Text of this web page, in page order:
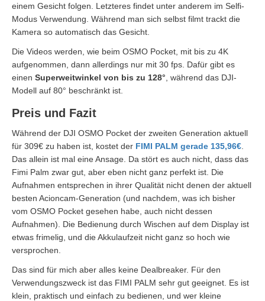
einem Gesicht folgen. Letzteres findet unter anderem im Selfi-
Modus Verwendung. Während man sich selbst filmt trackt die
Kamera so automatisch das Gesicht.
Die Videos werden, wie beim OSMO Pocket, mit bis zu 4K
aufgenommen, dann allerdings nur mit 30 fps. Dafür gibt es
einen Superweitwinkel von bis zu 128° , während das DJI-
Modell auf 80° beschränkt ist.
Preis und Fazit
Während der DJI OSMO Pocket der zweiten Generation aktuell
für 309€ zu haben ist, kostet der FIMI PALM gerade 135,96€
Das allein ist mal eine Ansage. Da stört es auch nicht, dass das
Fimi Palm zwar gut, aber eben nicht ganz perfekt ist. Die
Aufnahmen entsprechen in ihrer Qualität nicht denen der aktuell
besten Acioncam-Generation (und nachdem, was ich bisher
vom OSMO Pocket gesehen habe, auch nicht dessen
Aufnahmen). Die Bedienung durch Wischen auf dem Display ist
etwas frimelig, und die Akkulaufzeit nicht ganz so hoch wie
versprochen.
Das sind für mich aber alles keine Dealbreaker. Für den
Verwendungszweck ist das FIMI PALM sehr gut geeignet. Es ist
klein, praktisch und einfach zu bedienen, und wer kleine